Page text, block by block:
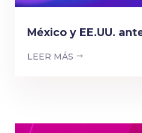
México y EE.UU.
LEER MÁS